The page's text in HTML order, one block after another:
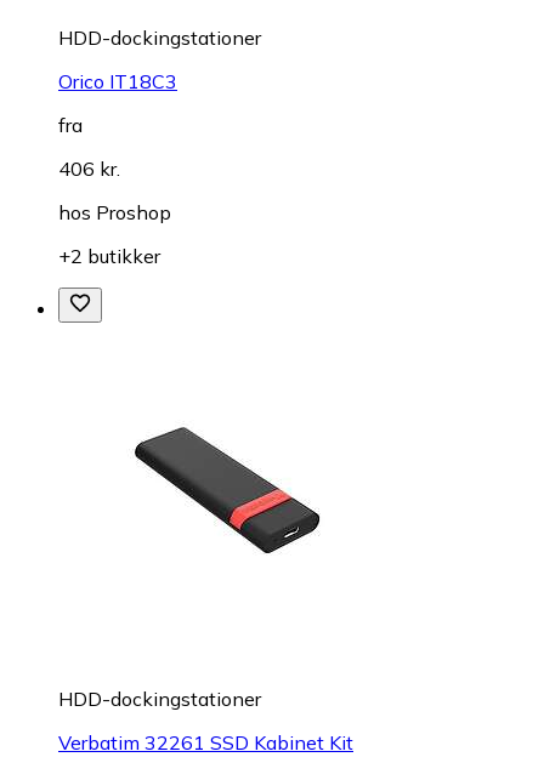
HDD-dockingstationer
Orico IT18C3
fra
406 kr.
hos Proshop
+2 butikker
HDD-dockingstationer
Verbatim 32261 SSD Kabinet Kit